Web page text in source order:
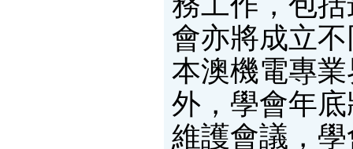
務工作，包
會亦將成立
本澳機電專
外，學會年
維護會議，